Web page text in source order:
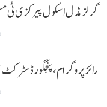
گرلز مڈل اسکول پیرکزی ٹی
رائز پروگرام، پنجگور